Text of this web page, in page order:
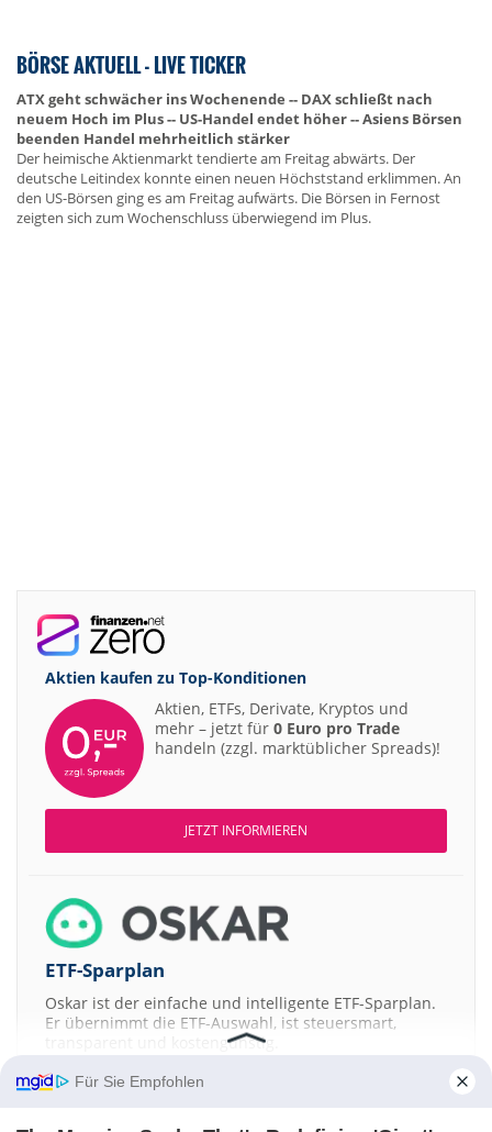
BÖRSE AKTUELL - LIVE TICKER
ATX geht schwächer ins Wochenende -- DAX schließt nach
neuem Hoch im Plus -- US-Handel endet höher -- Asiens Börsen
beenden Handel mehrheitlich stärker
Der heimische Aktienmarkt tendierte am Freitag abwärts. Der
deutsche Leitindex konnte einen neuen Höchststand erklimmen. An
den US-Börsen ging es am Freitag aufwärts. Die Börsen in Fernost
zeigten sich zum Wochenschluss überwiegend im Plus.
Aktien kaufen zu Top-Konditionen
Aktien, ETFs, Derivate, Kryptos und
mehr – jetzt für 0 Euro pro Trade
handeln (zzgl. marktüblicher Spreads)!
JETZT INFORMIEREN
ETF-Sparplan
Oskar ist der einfache und intelligente ETF-Sparplan.
Er übernimmt die ETF-Auswahl, ist steuersmart,
transparent und kostengünstig.
JETZT MEHR ERFAHREN
Für Sie Empfohlen